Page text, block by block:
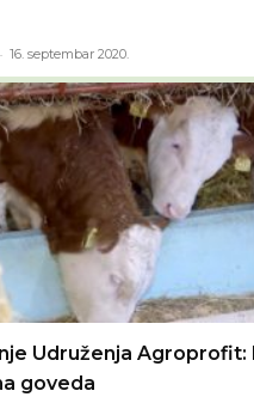
- 16. septembar 2020.
Udruženja Agroprofit:
goveda